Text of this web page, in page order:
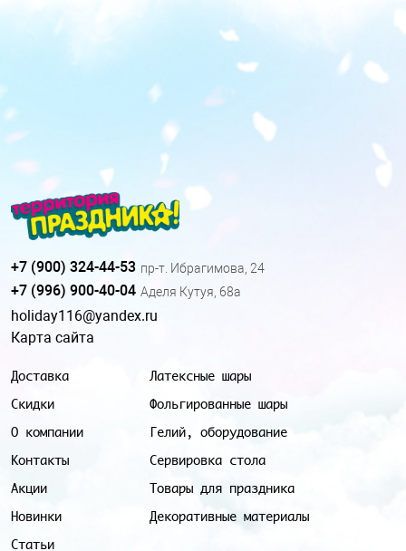
Доставка
Скидки
О компании
Контакты
Акции
Новинки
Статьи
Латексные шары
Фольгированные шары
Гелий, оборудование
Сервировка стола
Товары для праздника
Декоративные материалы
+7 (900) 324-44-53 пр-т. Ибрагимова, 24
+7 (996) 900-40-04 Аделя Кутуя, 68а
holiday116@yandex.ru
Карта сайта